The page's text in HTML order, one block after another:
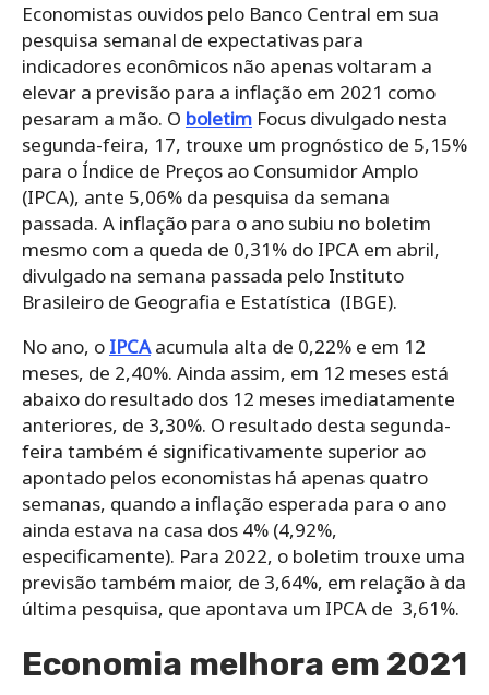
Economistas ouvidos pelo Banco Central em sua
pesquisa semanal de expectativas para
indicadores econômicos não apenas voltaram a
elevar a previsão para a inflação em 2021 como
pesaram a mão. O boletim Focus divulgado nesta
segunda-feira, 17, trouxe um prognóstico de 5,15%
para o Índice de Preços ao Consumidor Amplo
(IPCA), ante 5,06% da pesquisa da semana
passada. A inflação para o ano subiu no boletim
mesmo com a queda de 0,31% do IPCA em abril,
divulgado na semana passada pelo Instituto
Brasileiro de Geografia e Estatística (IBGE).
No ano, o IPCAacumula alta de 0,22% e em 12
meses, de 2,40%. Ainda assim, em 12 meses está
abaixo do resultado dos 12 meses imediatamente
anteriores, de 3,30%. O resultado desta segunda-
feira também é significativamente superior ao
apontado pelos economistas há apenas quatro
semanas, quando a inflação esperada para o ano
ainda estava na casa dos 4% (4,92%,
especificamente). Para 2022, o boletim trouxe uma
previsão também maior, de 3,64%, em relação à da
última pesquisa, que apontava um IPCA de 3,61%.
Economia melhora em 2021